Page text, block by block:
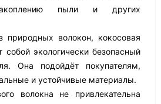
пыли и других
природных волокон, кокосовая
собой экологически безопасный
Она подойдёт покупателям,
и устойчивые материалы.
волокна не привлекательна